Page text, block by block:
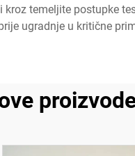
temeljite postupke
ugradnje u kritične